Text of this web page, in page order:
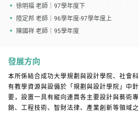
徐明福 老師｜97學年度下
陸定邦 老師｜96學年度-97學年度上
陳國祥 老師｜95學年度
發展方向
本所係結合成功大學規劃與設計學院、社會
有教學資源與設備於「規劃與設計學院」中
要，設置一具有縱向連貫各主要設計與藝術
銷、工程技術、智財法律、產業創新等領域